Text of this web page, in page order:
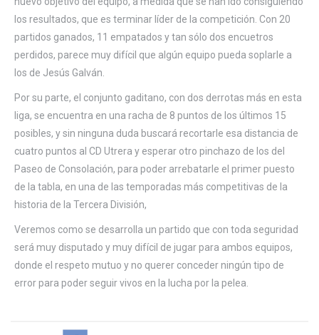
los resultados, que es terminar líder de la competición. Con 20
partidos ganados, 11 empatados y tan sólo dos encuetros
perdidos, parece muy difícil que algún equipo pueda soplarle a
los de Jesús Galván.
Por su parte, el conjunto gaditano, con dos derrotas más en esta
liga, se encuentra en una racha de 8 puntos de los últimos 15
posibles, y sin ninguna duda buscará recortarle esa distancia de
cuatro puntos al CD Utrera y esperar otro pinchazo de los del
Paseo de Consolación, para poder arrebatarle el primer puesto
de la tabla, en una de las temporadas más competitivas de la
historia de la Tercera División,
Veremos como se desarrolla un partido que con toda seguridad
será muy disputado y muy difícil de jugar para ambos equipos,
donde el respeto mutuo y no querer conceder ningún tipo de
error para poder seguir vivos en la lucha por la pelea.